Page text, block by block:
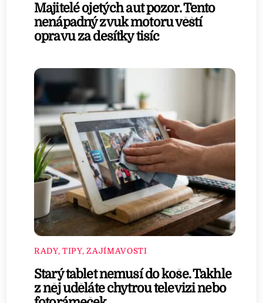
Majitelé ojetých aut pozor. Tento
nenápadný zvuk motoru věští
opravu za desítky tisíc
RADY, TIPY, ZAJÍMAVOSTI
Starý tablet nemusí do koše. Takhle
z něj uděláte chytrou televizi nebo